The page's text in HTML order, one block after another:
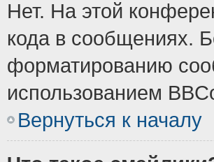
Нет. На этой
кода в сообщениях.
форматированию
использованием
Вернуться к началу